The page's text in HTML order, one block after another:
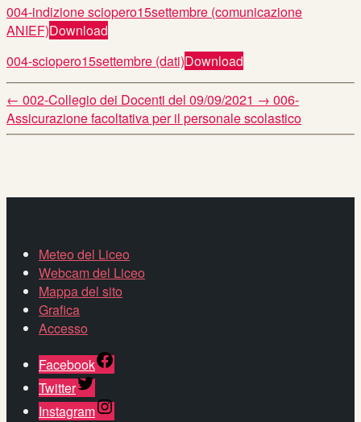
004-indizione sciopero15settembre (comunicazione
ANIEF)Download
004-sciopero15settembre (dati)Download
← 002-Collegio dei Docenti del 09/09/2021 → 006-
Assicurazione facoltativa per il personale scolastico
Meteo del Liceo
Webcam del Liceo
Mappa del sito
Grafica
Accesso
Facebook
Twitter
Instagram